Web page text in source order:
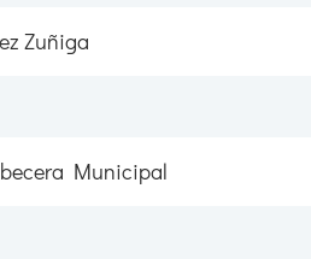
Zuñiga
Municipal